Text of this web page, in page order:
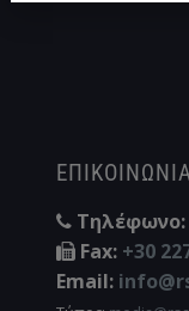
Τηλέφωνο:
Fax: +30
Email: